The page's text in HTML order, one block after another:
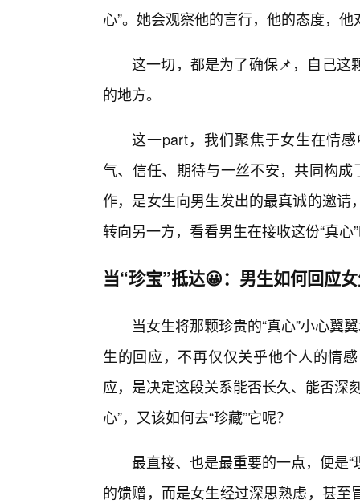
心”。她会观察他的言行，他的态度，
这一切，都是为了确保📌，自己这
的地方。
这一part，我们聚焦于女生在情
气、信任、期待与一丝不安，共同构
作，是女生向男生发出的最真诚的邀
转向另一方，看看男生在接收这份“真
当“珍宝”抵达😀：男生如何回应
当女生将那颗珍贵的“真心”小心翼
生的回应，不再仅仅关乎他个人的情
应，是决定这段关系能否长久、能否深
心”，又该如何去“珍藏”它呢？
最直接、也是最重要的一点，便是
的馈赠，而是女生经过深思熟虑，甚